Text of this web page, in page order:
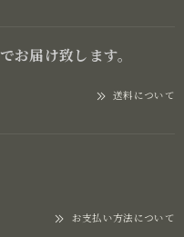
お届け致します。
送料について
お支払い方法について